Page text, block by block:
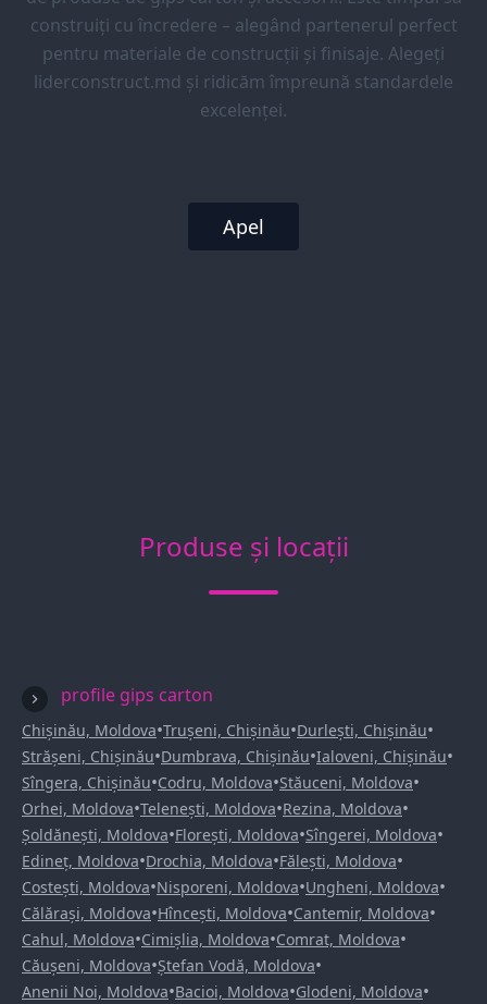
construiți cu încredere – alegând partenerul perfect
pentru materiale de construcții și finisaje. Alegeți
liderconstruct.md și ridicăm împreună standardele
excelenței.
Apel
Produse și locații
profile gips carton
Chișinău, Moldova•Trușeni, Chișinău•Durlești, Chișinău•
Strășeni, Chișinău•Dumbrava, Chișinău•Ialoveni, Chișinău•
Sîngera, Chișinău•Codru, Moldova•Stăuceni, Moldova•
Orhei, Moldova•Telenești, Moldova•Rezina, Moldova•
Șoldănești, Moldova•Florești, Moldova•Sîngerei, Moldova•
Edineț, Moldova•Drochia, Moldova•Fălești, Moldova•
Costești, Moldova•Nisporeni, Moldova•Ungheni, Moldova•
Călărași, Moldova•Hîncești, Moldova•Cantemir, Moldova•
Cahul, Moldova•Cimișlia, Moldova•Comrat, Moldova•
Căușeni, Moldova•Ștefan Vodă, Moldova•
Anenii Noi, Moldova•Bacioi, Moldova•Glodeni, Moldova•